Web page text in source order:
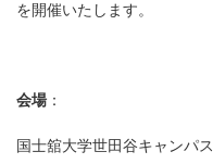
を開催いたします。
会場：
国士舘大学世田谷キャンパス